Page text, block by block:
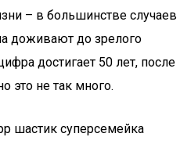
– в большинстве случаев
доживают до зрелого
достигает 50 лет, после
это не так много.
шастик суперсемейка